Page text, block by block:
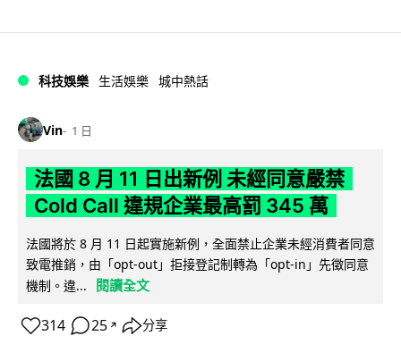
科技娛樂 生活娛樂 城中熱話
Vin 1 日
法國 8 月 11 日出新例 未經同意嚴禁
Cold Call 違規企業最高罰 345 萬
法國將於 8 月 11 日起實施新例，全面禁止企業未經消費者同意
致電推銷，由「opt-out」拒接登記制轉為「opt-in」先徵同意
機制。違...
閱讀全文
314 25 ↗ 分享